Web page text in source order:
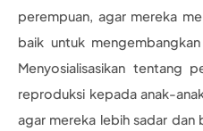
perempuan, agar mereka
baik untuk
Menyosialisasikan tentang
reproduksi kepada anak-
agar mereka lebih sadar